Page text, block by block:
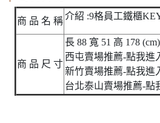
商 品 名 稱 介紹 :9格員工鐵櫃
商 品 尺 寸
長 88 寬 51 高 178 (cm)
西屯賣場推薦-點我進
新竹賣場推薦-點我進
台北泰山賣場推薦-點